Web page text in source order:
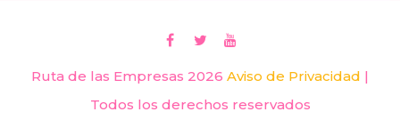
Ruta de las Empresas 2026 Aviso de Privacidad |
Todos los derechos reservados